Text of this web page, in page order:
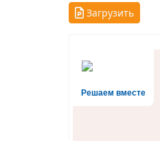
Загрузить
Решаем вместе